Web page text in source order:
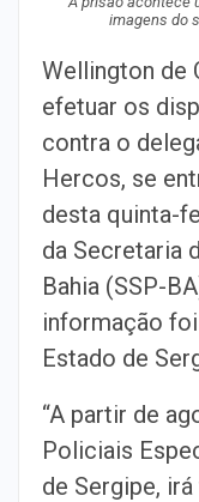
imagens do
Wellington de
efetuar os
contra o
Hercos, se
desta quinta-
da Secretaria
Bahia (SSP-
informação
Estado de
“A partir de
Policiais
de Sergipe,